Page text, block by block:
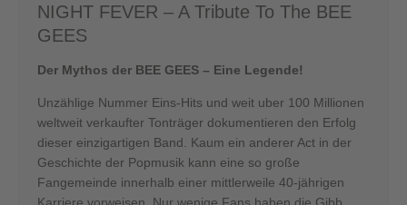
powered by
NIGHT FEVER – A Tribute To The BEE
GEES
Der Mythos der BEE GEES – Eine Legende!
Unzählige Nummer Eins-Hits und weit uber 100 Millionen
weltweit verkaufter Tonträger dokumentieren den Erfolg
dieser einzigartigen Band. Kaum ein anderer Act in der
Geschichte der Popmusik kann eine so große
Fangemeinde innerhalb einer mittlerweile 40-jährigen